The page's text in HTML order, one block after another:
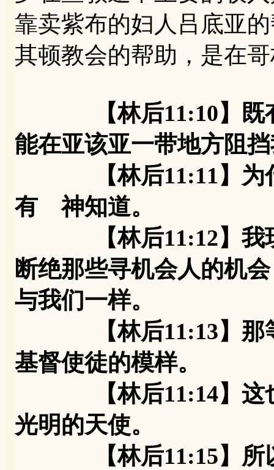
靠卖紫布的妇人吕底亚
其顿教会的帮助，是在
【林后11:10】
能在亚该亚一带地方阻
【林后11:11】为什
有 神知道。
【林后11:12】我现
断绝那些寻机会人的机
与我们一样。
【林后11:13】那等
基督使徒的模样。
【林后11:14】这也
光明的天使。
【林后11:15】所以